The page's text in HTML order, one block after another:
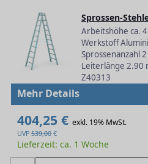
Sprossen-
Arbeitshöhe ca.
Werkstoff
Sprossenanzahl
Leiterlänge 2.90
Z40313
Mehr Details
404,25 € exkl. 19% MwSt.
UVP 539,00 €
Lieferzeit: ca. 1 Woche